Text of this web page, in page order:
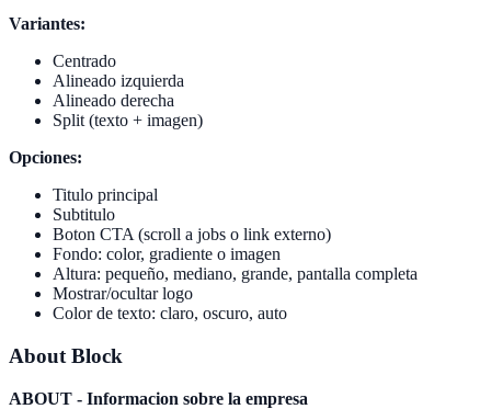
Variantes:
Centrado
Alineado izquierda
Alineado derecha
Split (texto + imagen)
Opciones:
Titulo principal
Subtitulo
Boton CTA (scroll a jobs o link externo)
Fondo: color, gradiente o imagen
Altura: pequeño, mediano, grande, pantalla completa
Mostrar/ocultar logo
Color de texto: claro, oscuro, auto
About Block
ABOUT - Informacion sobre la empresa